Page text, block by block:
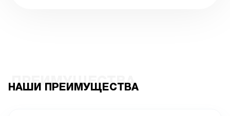
НАШИ ПРЕИМУЩЕСТВА
ПРЕИМУЩЕСТВА